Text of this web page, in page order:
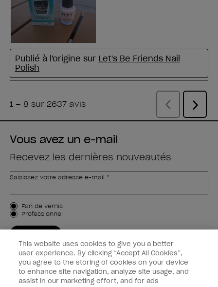
Vous avez un e-mail
Recevez les dernières nouveautés
Saisissez votre adresse e-mail *
Type de client
Fan de vernis
Professionnel
Informations clients
Connectez-Vous
This website uses cookies to give you a better
user experience. By clicking “Accept All Cookies”,
you agree to the storing of cookies on your device
to enhance site navigation, analyze site usage, and
assist in our marketing effort, and for ads